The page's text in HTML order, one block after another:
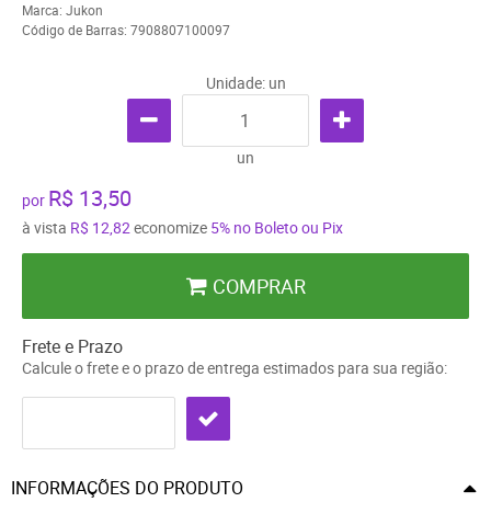
Marca: Jukon
Código de Barras: 7908807100097
Unidade: un
un
por R$ 13,50
à vista R$ 12,82economize 5% no Boleto ou Pix
COMPRAR
Frete e Prazo
Calcule o frete e o prazo de entrega estimados para sua região:
INFORMAÇÕES DO PRODUTO